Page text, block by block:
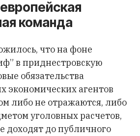
команда
что на фоне
в приднестровскую
обязательства
экономических агентов
либо не отражаются, либо
уголовных расчетов,
доходят до публичного